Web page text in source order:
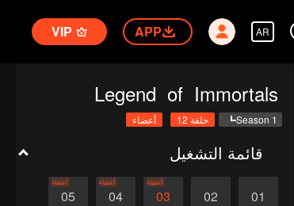
AR
APP
VIP
Legend of Immortals
Season 1 حلقة 12 أعضاء
قائمة التشغيل
01
02
03
أعضاء
04
أعضاء
05
أعضاء